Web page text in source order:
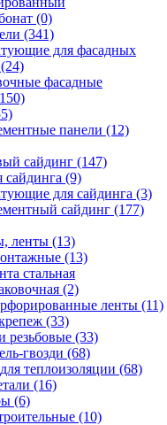
(0)
(341)
для фасадных
фасадные
панели (12)
сайдинг (147)
сайдинга (9)
для сайдинга (3)
сайдинг (177)
ленты (13)
(13)
стальная
(2)
ленты (11)
(33)
резьбовые (33)
гвозди (68)
теплоизоляции (68)
(16)
(6)
(10)